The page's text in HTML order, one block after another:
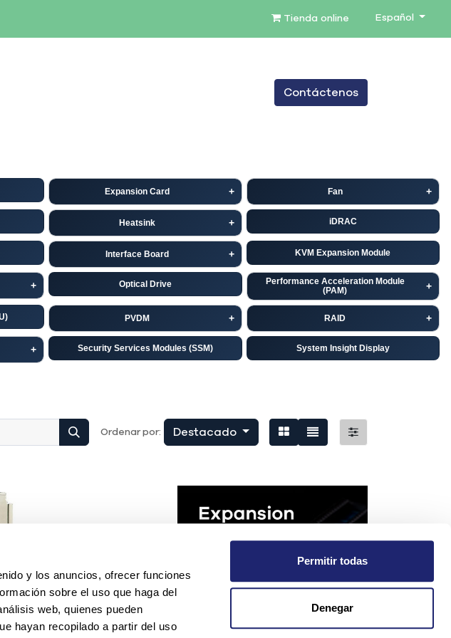
y los anuncios, ofrecer funciones
sobre el uso que haga del
web, quienes pueden
hayan recopilado a partir del uso
Permitir todas
Denegar
Tienda online Español
BLOG
Contáctenos
Expansion Card Fan
Heatsink iDRAC
Interface Board KVM Expansion Module
Optical Drive
Performance Acceleration Module
(PAM)
PVDM RAID
Security Services Modules (SSM) System Insight Display
Ordenar por: Destacado